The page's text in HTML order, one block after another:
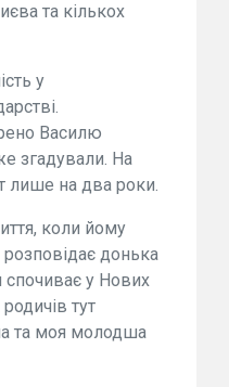
та кількох
у
Василю
згадували. На
лише на два роки.
коли йому
донька
у Нових
тут
та моя молодша